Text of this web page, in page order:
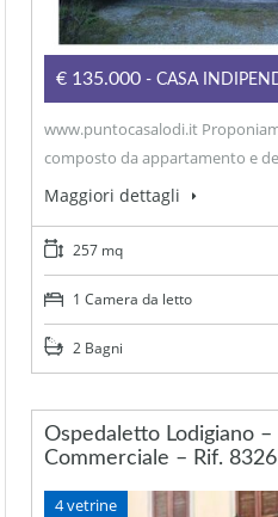
€135.000 - CASA
www.puntocasalodi.it
composto da appartamento e
Maggiori dettagli
257 mq
1 Camera da letto
2 Bagni
Ospedaletto Lodigiano –
Commerciale – Rif. 8326
4 vetrine